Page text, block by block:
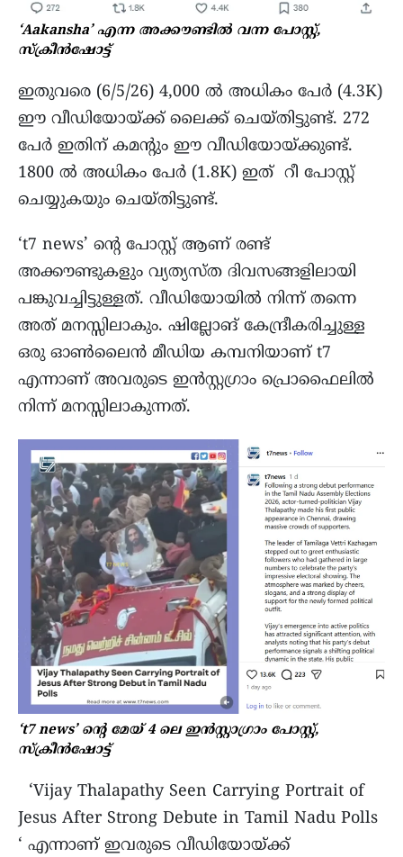
‘Aakansha’ എന്ന അക്കൗണ്ടിൽ വന്ന പോസ്റ്റ്,
സ്ക്രീന്‍ഷോട്ട്
ഇതുവരെ (6/5/26) 4,000 ല്‍ അധികം പേർ (4.3K)
ഈ വീഡിയോയ്ക്ക് ലൈക്ക് ചെയ്തിട്ടുണ്ട്. 272
പേർ ഇതിന് കമന്‍റും ഈ വീഡിയോയ്ക്കുണ്ട്.
1800 ൽ അധികം പേർ (1.8K) ഇത് റീ പോസ്റ്റ്
ചെയ്യുകയും ചെയ്തിട്ടുണ്ട്.
‘t7 news’ ൻ്റെ പോസ്റ്റ് ആണ് രണ്ട്
അക്കൗണ്ടുകളും വ്യത്യസ്ത ദിവസങ്ങളിലായി
പങ്കുവച്ചിട്ടുള്ളത്. വീഡിയോയിൽ നിന്ന് തന്നെ
അത് മനസ്സിലാകും. ഷില്ലോങ് കേന്ദ്രീകരിച്ചുള്ള
ഒരു ഓൺലൈൻ മീഡിയ കമ്പനിയാണ് t7
എന്നാണ് അവരുടെ ഇൻസ്റ്റഗ്രാം പ്രൊഫൈലിൽ
നിന്ന് മനസ്സിലാകുന്നത്.
‘t7 news’ ന്‍റെ മേയ് 4 ലെ ഇൻസ്റ്റാഗ്രാം പോസ്റ്റ്‌,
സ്ക്രീന്‍ഷോട്ട്
‘Vijay Thalapathy Seen Carrying Portrait of
Jesus After Strong Debute in Tamil Nadu Polls
‘ എന്നാണ് ഇവരുടെ വീഡിയോയ്ക്ക്